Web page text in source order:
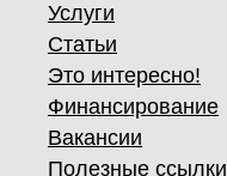
Услуги
Статьи
Это интересно!
Финансирование
Вакансии
Полезные ссылки